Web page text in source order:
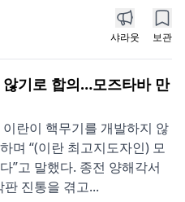
샤라웃 보관
기로 합의…모즈타바 만
란이 핵무기를 개발하지 않
며 “(이란 최고지도자인) 모
”고 말했다. 종전 양해각서
진통을 겪고...